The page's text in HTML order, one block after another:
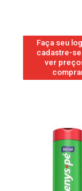
Faça seu
cadastre-
ver